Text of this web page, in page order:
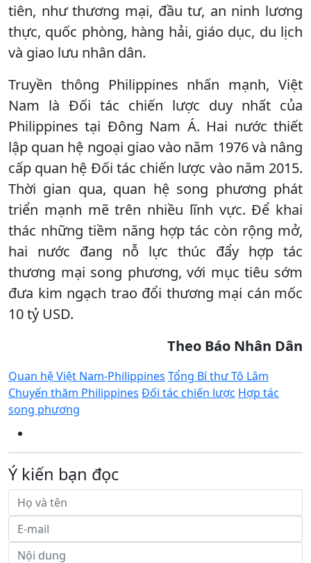
tiên, như thương mại, đầu tư, an ninh lương
thực, quốc phòng, hàng hải, giáo dục, du lịch
và giao lưu nhân dân.
Truyền thông Philippines nhấn mạnh, Việt
Nam là Đối tác chiến lược duy nhất của
Philippines tại Đông Nam Á. Hai nước thiết
lập quan hệ ngoại giao vào năm 1976 và nâng
cấp quan hệ Đối tác chiến lược vào năm 2015.
Thời gian qua, quan hệ song phương phát
triển mạnh mẽ trên nhiều lĩnh vực. Để khai
thác những tiềm năng hợp tác còn rộng mở,
hai nước đang nỗ lực thúc đẩy hợp tác
thương mại song phương, với mục tiêu sớm
đưa kim ngạch trao đổi thương mại cán mốc
10 tỷ USD.
Theo Báo Nhân Dân
Quan hệ Việt Nam-Philippines Tổng Bí thư Tô Lâm
Chuyến thăm Philippines Đối tác chiến lược Hợp tác
song phương
Ý kiến bạn đọc